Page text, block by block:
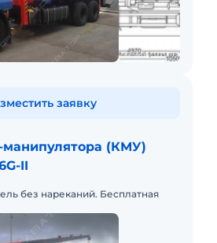
(КМУ)
II
без нареканий. Бесплатная
заявку